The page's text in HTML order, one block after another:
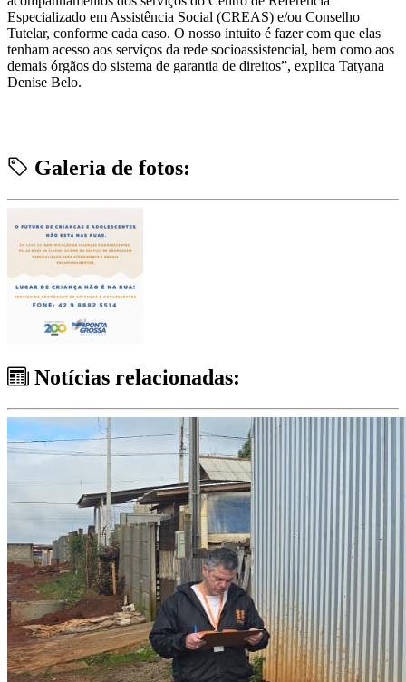
Especializado em Assistência Social (CREAS) e/ou Conselho
Tutelar, conforme cada caso. O nosso intuito é fazer com que elas
tenham acesso aos serviços da rede socioassistencial, bem como aos
demais órgãos do sistema de garantia de direitos”, explica Tatyana
Denise Belo.
Galeria de fotos:
Notícias relacionadas: